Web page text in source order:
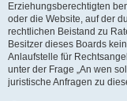
Erziehungsberechtigten
oder die Website, auf der
rechtlichen Beistand zu
Besitzer dieses Boards
Anlaufstelle für
unter der Frage „An wen
juristische Anfragen zu